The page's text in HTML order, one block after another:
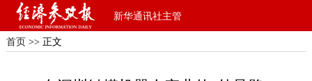
新华通讯社主管
首页 >> 正文